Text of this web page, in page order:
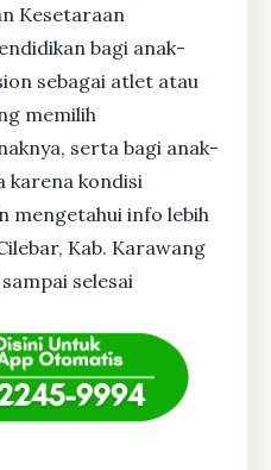
Kesetaraan
bagi anak-
sebagai atlet atau
memilih
serta bagi anak-
karena kondisi
mengetahui info lebih
Kab. Karawang
selesai